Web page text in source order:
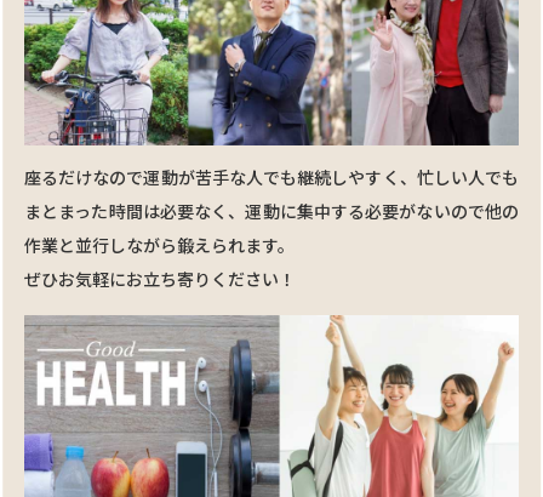
座るだけなので運動が苦⼿な人でも継続しやすく、忙しい人でも
まとまった時間は必要なく、運動に集中する必要がないので他の
作業と並⾏しながら鍛えられます。
ぜひお気軽にお⽴ち寄りください！